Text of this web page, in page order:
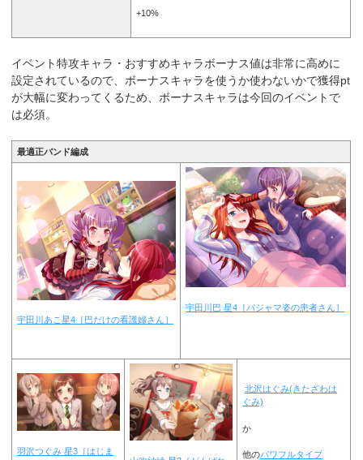
+10%
イベント特攻キャラ・おすすめキャラボーナス値は非常に高めに
設定されているので、ボーナスキャラを使うか使わないかで獲得pt
が大幅に変わってくるため、ボーナスキャラは今回のイベントで
は必須。
最適正バンド編成
宇田川あこ星4［巴だけの看護婦さん］
宇田川巴星4［パジャマ姿の患者さん］
羽沢つぐみ 星3［はじま
北沢はぐみ(きたざわは
ぐみ)
か
他のパワフルタイプ